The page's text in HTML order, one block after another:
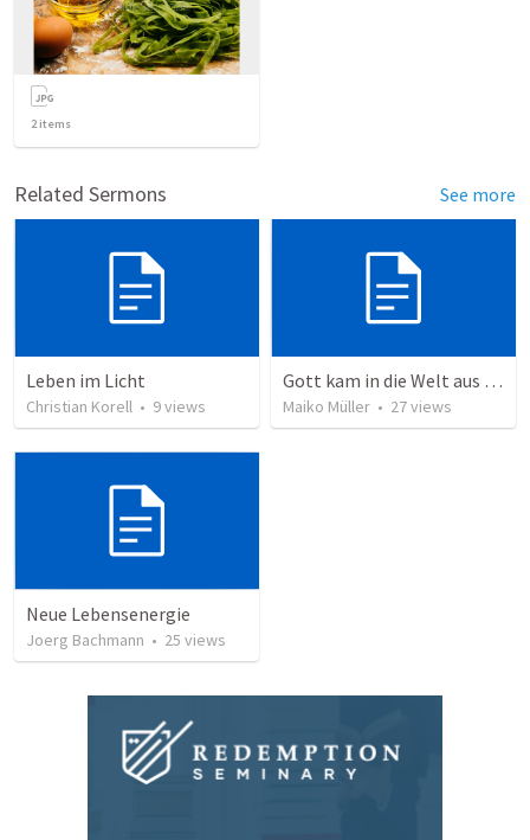
2items
Related Sermons See more
Leben im Licht
Christian Korell • 9views
Gott kam in die Welt aus Liebe
Maiko Müller • 27views
Neue Lebensenergie
Joerg Bachmann • 25 views